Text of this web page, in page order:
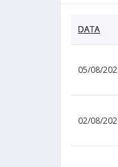
DATA
05/08/
02/08/